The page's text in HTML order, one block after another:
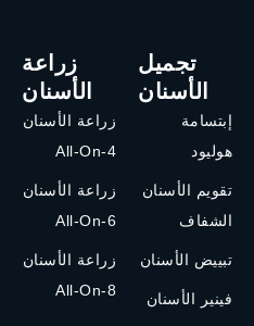
زراعة
الأسنان
زراعة الأسنان
All-On-4
زراعة الأسنان
All-On-6
زراعة الأسنان
All-On-8
تجميل
الأسنان
إبتسامة
هوليود
تقويم الأسنان
الشفاف
تبييض الأسنان
فينير الأسنان